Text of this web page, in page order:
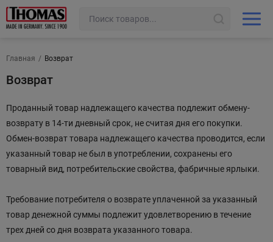
Главная / Возврат
Возврат
Проданный товар надлежащего качества подлежит обмену-
возврату в 14-ти дневный срок, не считая дня его покупки.
Обмен-возврат товара надлежащего качества проводится, если
указанный товар не был в употреблении, сохранены его
товарный вид, потребительские свойства, фабричные ярлыки.
Требование потребителя о возврате уплаченной за указанный
товар денежной суммы подлежит удовлетворению в течение
трех дней со дня возврата указанного товара.